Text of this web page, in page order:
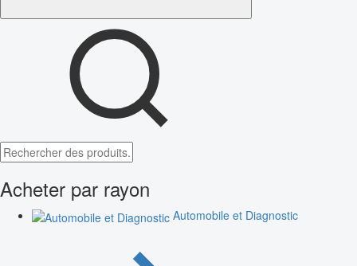
Acheter par rayon
Automobile et Diagnostic